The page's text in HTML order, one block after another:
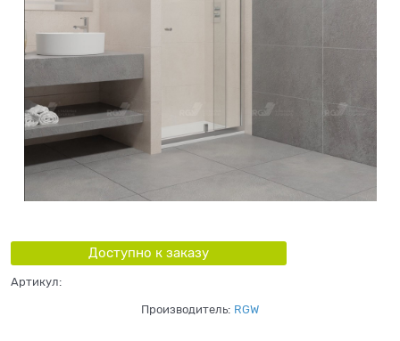
Доступно к заказу
Артикул:
Производитель: RGW